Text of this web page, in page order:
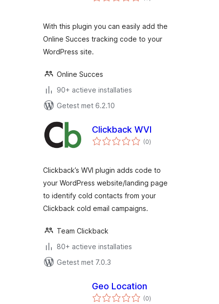
With this plugin you can easily add the
Online Succes tracking code to your
WordPress site.
Online Succes
90+ actieve installaties
Getest met 6.2.10
Clickback WVI
(0totaal
waarderingen
)
Clickback’s WVI plugin adds code to
your WordPress website/landing page
to identify cold contacts from your
Clickback cold email campaigns.
Team Clickback
80+ actieve installaties
Getest met 7.0.3
Geo Location
(0totaal
waarderingen
)